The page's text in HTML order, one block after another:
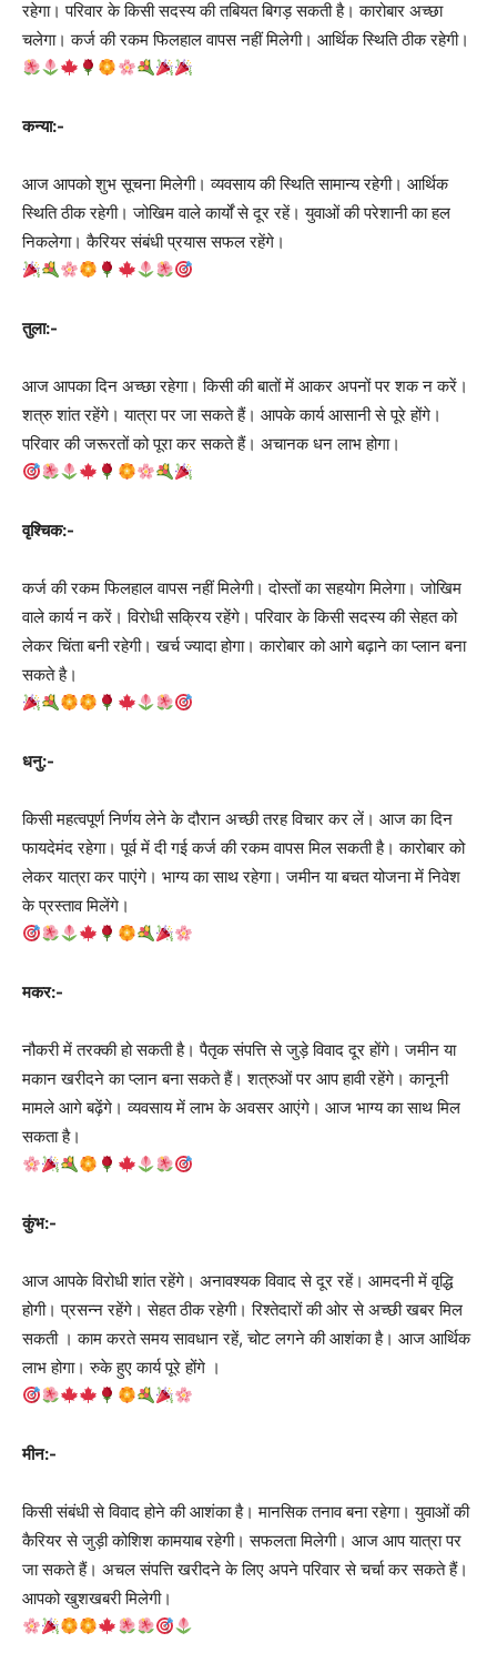
रहेगा। परिवार के किसी सदस्य की तबियत बिगड़ सकती है। कारोबार अच्छा
चलेगा। कर्ज की रकम फिलहाल वापस नहीं मिलेगी। आर्थिक स्थिति ठीक रहेगी।
कन्या:-
आज आपको शुभ सूचना मिलेगी। व्यवसाय की स्थिति सामान्य रहेगी। आर्थिक
स्थिति ठीक रहेगी। जोखिम वाले कार्यों से दूर रहें। युवाओं की परेशानी का हल
निकलेगा। कैरियर संबंधी प्रयास सफल रहेंगे।
तुला:-
आज आपका दिन अच्छा रहेगा। किसी की बातों में आकर अपनों पर शक न करें।
शत्रु शांत रहेंगे। यात्रा पर जा सकते हैं। आपके कार्य आसानी से पूरे होंगे।
परिवार की जरूरतों को पूरा कर सकते हैं। अचानक धन लाभ होगा।
वृश्चिक:-
कर्ज की रकम फिलहाल वापस नहीं मिलेगी। दोस्तों का सहयोग मिलेगा। जोखिम
वाले कार्य न करें। विरोधी सक्रिय रहेंगे। परिवार के किसी सदस्य की सेहत को
लेकर चिंता बनी रहेगी। खर्च ज्यादा होगा। कारोबार को आगे बढ़ाने का प्लान बना
सकते है।
धनु:-
किसी महत्वपूर्ण निर्णय लेने के दौरान अच्छी तरह विचार कर लें। आज का दिन
फायदेमंद रहेगा। पूर्व में दी गई कर्ज की रकम वापस मिल सकती है। कारोबार को
लेकर यात्रा कर पाएंगे। भाग्य का साथ रहेगा। जमीन या बचत योजना में निवेश
के प्रस्ताव मिलेंगे।
मकर:-
नौकरी में तरक्की हो सकती है। पैतृक संपत्ति से जुड़े विवाद दूर होंगे। जमीन या
मकान खरीदने का प्लान बना सकते हैं। शत्रुओं पर आप हावी रहेंगे। कानूनी
मामले आगे बढ़ेंगे। व्यवसाय में लाभ के अवसर आएंगे। आज भाग्य का साथ मिल
सकता है।
कुंभ:-
आज आपके विरोधी शांत रहेंगे। अनावश्यक विवाद से दूर रहें। आमदनी में वृद्धि
होगी। प्रसन्न रहेंगे। सेहत ठीक रहेगी। रिश्तेदारों की ओर से अच्छी खबर मिल
सकती । काम करते समय सावधान रहें, चोट लगने की आशंका है। आज आर्थिक
लाभ होगा। रुके हुए कार्य पूरे होंगे ।
मीन:-
किसी संबंधी से विवाद होने की आशंका है। मानसिक तनाव बना रहेगा। युवाओं की
कैरियर से जुड़ी कोशिश कामयाब रहेगी। सफलता मिलेगी। आज आप यात्रा पर
जा सकते हैं। अचल संपत्ति खरीदने के लिए अपने परिवार से चर्चा कर सकते हैं।
आपको खुशखबरी मिलेगी।